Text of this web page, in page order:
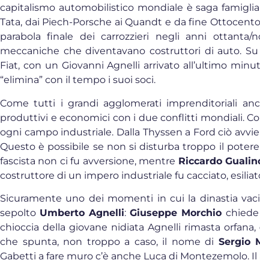
capitalismo automobilistico mondiale è saga
Tata, dai Piech-Porsche ai Quandt e da fine
parabola finale dei carrozzieri negli anni ottanta/
meccaniche che diventavano costruttori di auto.
Fiat, con un Giovanni Agnelli arrivato all’ultimo
“elimina” con il tempo i suoi soci.
Come tutti i grandi agglomerati imprenditoriali
produttivi e economici con i due conflitti mondiali.
ogni campo industriale. Dalla Thyssen a Ford ciò
Questo è possibile se non si disturba troppo il
fascista non ci fu avversione, mentre Riccardo
costruttore di un impero industriale fu cacciato,
Sicuramente uno dei momenti in cui la dinastia
sepolto Umberto Agnelli:Giuseppe Morchio
chioccia della giovane nidiata Agnelli rimasta
che spunta, non troppo a caso, il nome di Sergio
Gabetti a fare muro c’è anche Luca di Montezemolo.